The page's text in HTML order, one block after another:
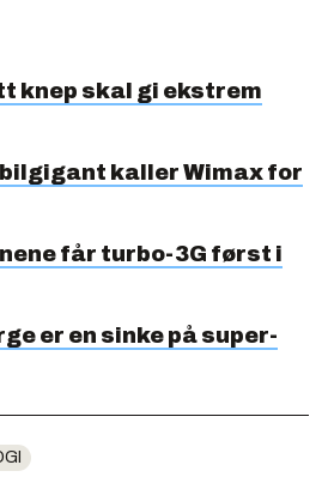
knep skal gi ekstrem
kaller Wimax for
får turbo-3G først i
er en sinke på super-